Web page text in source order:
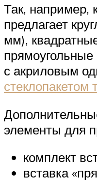
Так, например,
предлагает
мм),
с акриловым
элементы для
комплект
вставка